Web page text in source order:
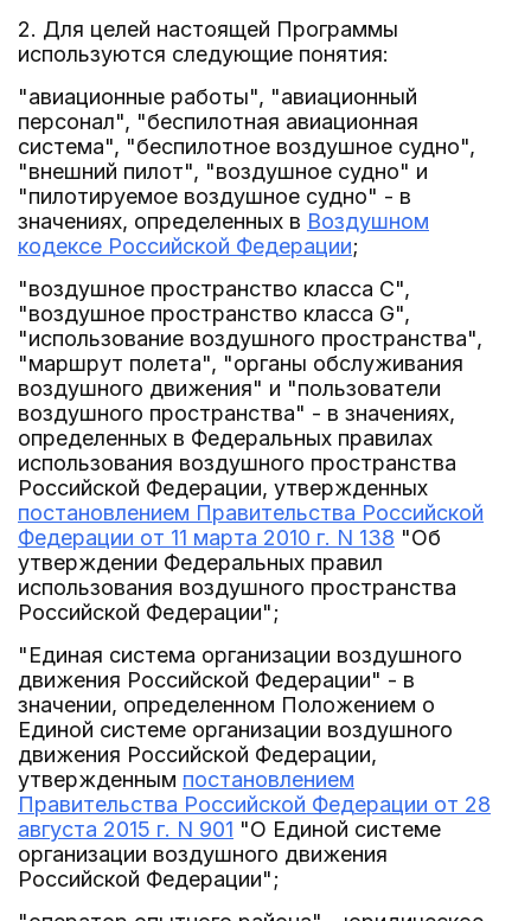
2. Для целей настоящей Программы
используются следующие понятия:
"авиационные работы", "авиационный
персонал", "беспилотная авиационная
система", "беспилотное воздушное судно",
"внешний пилот", "воздушное судно" и
"пилотируемое воздушное судно" - в
значениях, определенных в Воздушном
кодексе Российской Федерации;
"воздушное пространство класса C",
"воздушное пространство класса G",
"использование воздушного пространства",
"маршрут полета", "органы обслуживания
воздушного движения" и "пользователи
воздушного пространства" - в значениях,
определенных в Федеральных правилах
использования воздушного пространства
Российской Федерации, утвержденных
постановлением Правительства Российской
Федерации от 11 марта 2010 г. N 138 "Об
утверждении Федеральных правил
использования воздушного пространства
Российской Федерации";
"Единая система организации воздушного
движения Российской Федерации" - в
значении, определенном Положением о
Единой системе организации воздушного
движения Российской Федерации,
утвержденным постановлением
Правительства Российской Федерации от 28
августа 2015 г. N 901 "О Единой системе
организации воздушного движения
Российской Федерации";